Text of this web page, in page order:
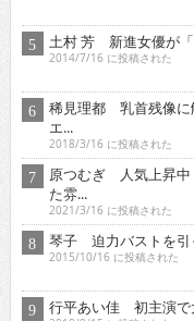
土村 芳 新進女優が
2014/7/16 に投稿された
稀見理都 乳首残像に
エ...
2018/3/16 に投稿された
原つむぎ 人気上昇中
た雰...
2021/3/16 に投稿された
琴子 迫力バストを引
2015/10/16 に投稿された
行平あい佳 初主演で